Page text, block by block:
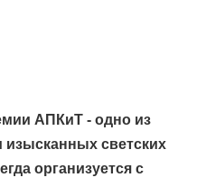
АПКиТ - одно из
светских
организуется с